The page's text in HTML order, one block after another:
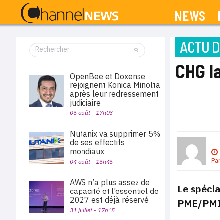
NEWS
ACTU
CHG
Le
PME/
OpenBee et Doxense
rejoignent Konica Minolta
après leur redressement
judiciaire
06 août - 17h03
Nutanix va supprimer 5%
de ses effectifs
mondiaux
04 août - 16h46
AWS n’a plus assez de
capacité et l’essentiel de
2027 est déjà réservé
31 juillet - 17h15